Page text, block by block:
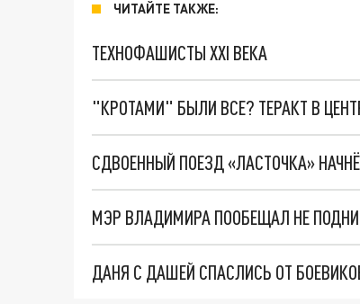
ЧИТАЙТЕ ТАКЖЕ:
ТЕХНОФАШИСТЫ XXI ВЕКА
"КРОТАМИ" БЫЛИ ВСЕ? ТЕРАКТ В
МЭР ВЛАДИМИРА ПООБЕЩАЛ НЕ
ДАНЯ С ДАШЕЙ СПАСЛИСЬ ОТ